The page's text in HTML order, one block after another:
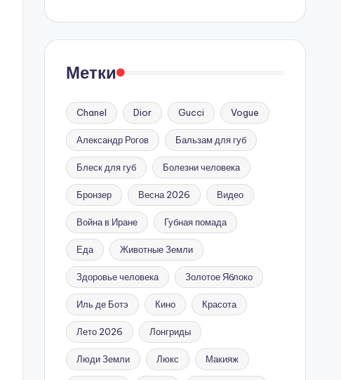
Метки
Chanel Dior Gucci Vogue
Александр Рогов Бальзам для губ
Блеск для губ Болезни человека
Бронзер Весна 2026 Видео
Война в Иране Губная помада
Еда Животные Земли
Здоровье человека Золотое Яблоко
Иль де Ботэ Кино Красота
Лето 2026 Лонгриды
Люди Земли Люкс Макияж